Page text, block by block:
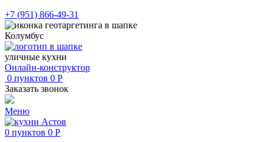
+7 (951) 866-49-31
Колумбус
уличные кухни
Онлайн-конструктор
0 пунктов 0 Р
Заказать звонок
Меню
0 пунктов 0 Р